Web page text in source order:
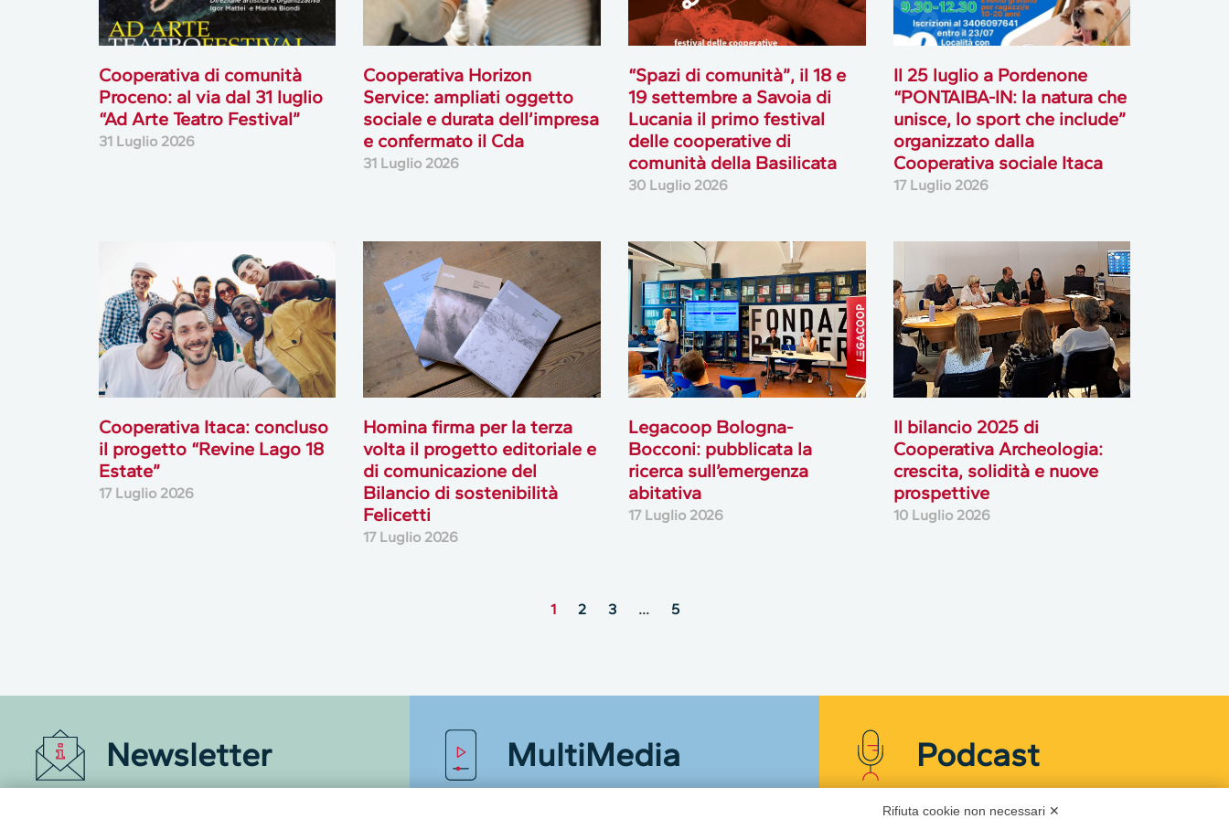
Cooperativa di comunità
Proceno: al via dal 31 luglio
“Ad Arte Teatro Festival”
31 Luglio 2026
Cooperativa Horizon
Service: ampliati oggetto
sociale e durata dell’impresa
e confermato il Cda
31 Luglio 2026
“Spazi di comunità”, il 18 e
19 settembre a Savoia di
Lucania il primo festival
delle cooperative di
comunità della Basilicata
30 Luglio 2026
Il 25 luglio a Pordenone
“PONTAIBA-IN: la natura che
unisce, lo sport che include”
organizzato dalla
Cooperativa sociale Itaca
17 Luglio 2026
Cooperativa Itaca: concluso
il progetto “Revine Lago 18
Estate”
17 Luglio 2026
Homina firma per la terza
volta il progetto editoriale e
di comunicazione del
Bilancio di sostenibilità
Felicetti
17 Luglio 2026
Legacoop Bologna-
Bocconi: pubblicata la
ricerca sull’emergenza
abitativa
17 Luglio 2026
Il bilancio 2025 di
Cooperativa Archeologia:
crescita, solidità e nuove
prospettive
10 Luglio 2026
1 2 3 … 5
Newsletter MultiMedia Podcast
Rifiuta cookie non necessari ✕